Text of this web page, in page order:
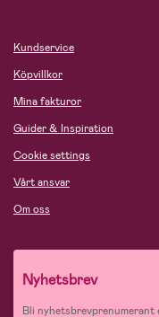
Kundservice
Köpvillkor
Mina fakturor
Guider & Inspiration
Cookie settings
Vårt ansvar
Om oss
Nyhetsbrev
Bli nyhetsbrevprenumerant